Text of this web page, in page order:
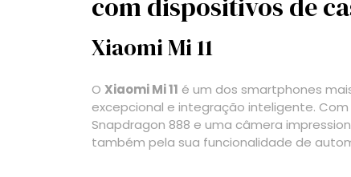
com dispositivos de
Xiaomi Mi 11
O Xiaomi Mi 11 é um dos smartphones
excepcional e integração inteligente. Com
Snapdragon 888 e uma câmera
também pela sua funcionalidade de